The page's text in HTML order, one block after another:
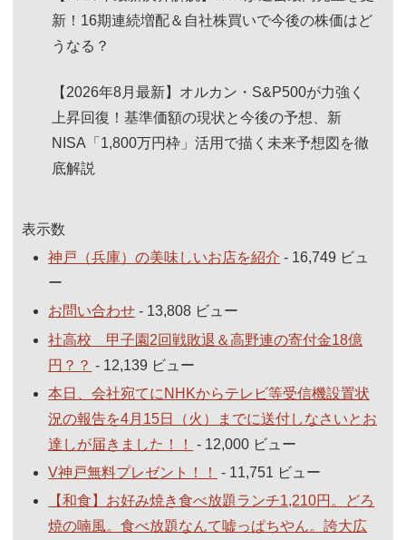
新！16期連続増配＆自社株買いで今後の株価はど
うなる？
【2026年8月最新】オルカン・S&P500が力強く
上昇回復！基準価額の現状と今後の予想、新
NISA「1,800万円枠」活用で描く未来予想図を徹
底解説
表示数
神戸（兵庫）の美味しいお店を紹介 - 16,749 ビュ
ー
お問い合わせ - 13,808 ビュー
社高校 甲子園2回戦敗退＆高野連の寄付金18億
円？？ - 12,139 ビュー
本日、会社宛てにNHKからテレビ等受信機設置状
況の報告を4月15日（火）までに送付しなさいとお
達しが届きました！！
- 12,000 ビュー
V神戸無料プレゼント！！
- 11,751 ビュー
【和食】お好み焼き食べ放題ランチ1,210円。どろ
焼の喃風。食べ放題なんて嘘っぱちやん。誇大広